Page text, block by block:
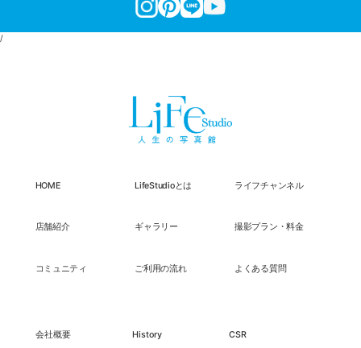
/
HOME LifeStudioとは ライフチャンネル
店舗紹介 ギャラリー 撮影プラン・料金
コミュニティ ご利用の流れ よくある質問
会社概要 History CSR